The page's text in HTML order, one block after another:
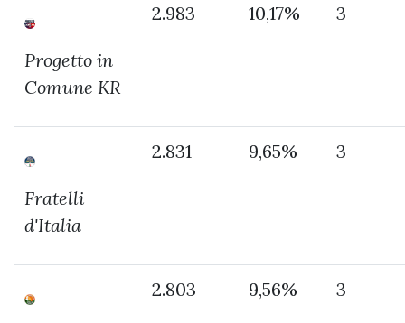
Progetto in
Comune KR
2.983 10,17% 3
Fratelli
d'Italia
2.831 9,65% 3
2.803 9,56% 3